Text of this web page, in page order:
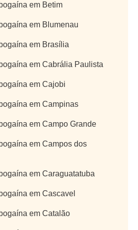
em Betim
em Blumenau
em Brasília
em Cabrália Paulista
em Cajobi
em Campinas
em Campo Grande
em Campos dos
em Caraguatatuba
em Cascavel
em Catalão